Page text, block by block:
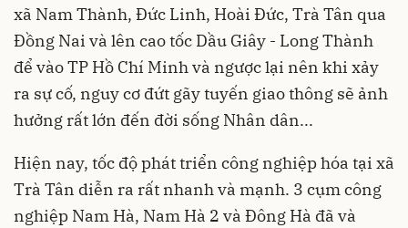
xã Nam Thành, Đức Linh, Hoài Đức, Trà Tân qua
Đồng Nai và lên cao tốc Dầu Giây - Long Thành
để vào TP Hồ Chí Minh và ngược lại nên khi xảy
ra sự cố, nguy cơ đứt gãy tuyến giao thông sẽ ảnh
hưởng rất lớn đến đời sống Nhân dân...
Hiện nay, tốc độ phát triển công nghiệp hóa tại xã
Trà Tân diễn ra rất nhanh và mạnh. 3 cụm công
nghiệp Nam Hà, Nam Hà 2 và Đông Hà đã và